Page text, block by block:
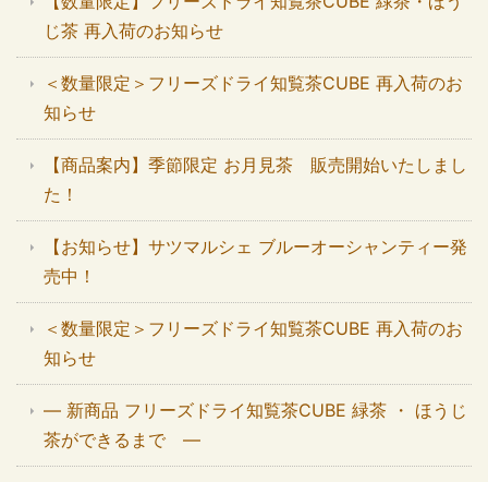
じ茶 再入荷のお知らせ
＜数量限定＞フリーズドライ知覧茶CUBE 再入荷のお
知らせ
【商品案内】季節限定 お月見茶 販売開始いたしまし
た！
【お知らせ】サツマルシェ ブルーオーシャンティー発
売中！
＜数量限定＞フリーズドライ知覧茶CUBE 再入荷のお
知らせ
― 新商品 フリーズドライ知覧茶CUBE 緑茶 ・ ほうじ
茶ができるまで ―